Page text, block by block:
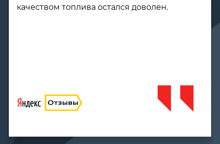
качеством топлива остался доволен.